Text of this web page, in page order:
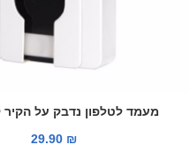
מעמד לטלפון נדבק על הקיר
₪